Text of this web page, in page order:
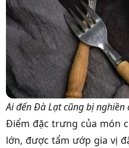
Ai đến Đà Lạt cũng bị nghiền
Điểm đặc trưng của món
lớn, được tẩm ướp gia vị